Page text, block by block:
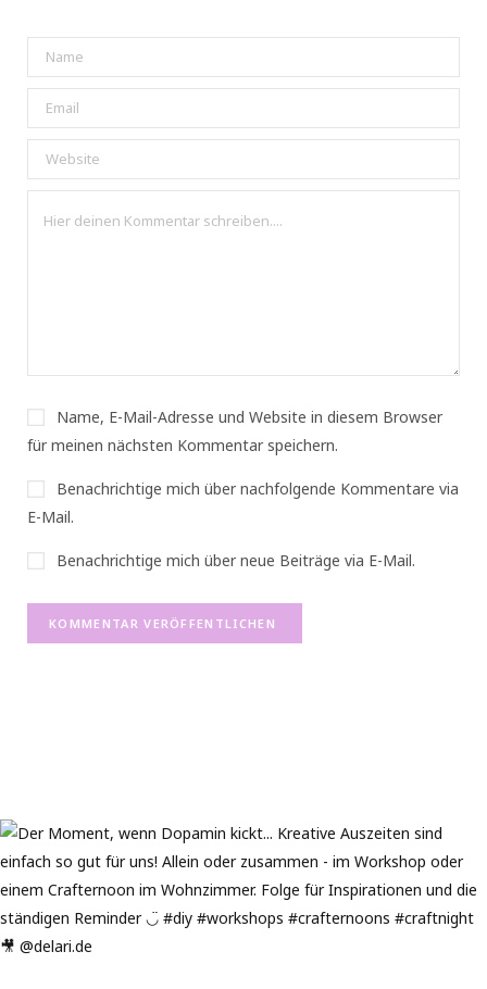
Name, E-Mail-Adresse und Website in diesem Browser
für meinen nächsten Kommentar speichern.
Benachrichtige mich über nachfolgende Kommentare via
E-Mail.
Benachrichtige mich über neue Beiträge via E-Mail.